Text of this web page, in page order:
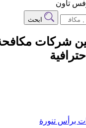
تاون
ابحث
شركات
برأس تنورة